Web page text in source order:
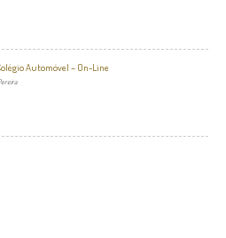
Automóvel – On-Line